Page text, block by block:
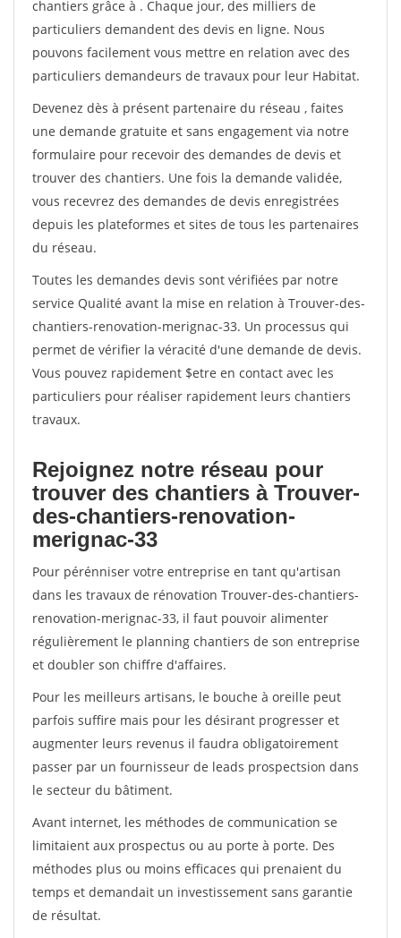
chantiers grâce à . Chaque jour, des milliers de
particuliers demandent des devis en ligne. Nous
pouvons facilement vous mettre en relation avec des
particuliers demandeurs de travaux pour leur Habitat.
Devenez dès à présent partenaire du réseau , faites
une demande gratuite et sans engagement via notre
formulaire pour recevoir des demandes de devis et
trouver des chantiers. Une fois la demande validée,
vous recevrez des demandes de devis enregistrées
depuis les plateformes et sites de tous les partenaires
du réseau.
Toutes les demandes devis sont vérifiées par notre
service Qualité avant la mise en relation à Trouver-des-
chantiers-renovation-merignac-33. Un processus qui
permet de vérifier la véracité d'une demande de devis.
Vous pouvez rapidement $etre en contact avec les
particuliers pour réaliser rapidement leurs chantiers
travaux.
Rejoignez notre réseau pour
trouver des chantiers à Trouver-
des-chantiers-renovation-
merignac-33
Pour pérénniser votre entreprise en tant qu'artisan
dans les travaux de rénovation Trouver-des-chantiers-
renovation-merignac-33, il faut pouvoir alimenter
régulièrement le planning chantiers de son entreprise
et doubler son chiffre d'affaires.
Pour les meilleurs artisans, le bouche à oreille peut
parfois suffire mais pour les désirant progresser et
augmenter leurs revenus il faudra obligatoirement
passer par un fournisseur de leads prospectsion dans
le secteur du bâtiment.
Avant internet, les méthodes de communication se
limitaient aux prospectus ou au porte à porte. Des
méthodes plus ou moins efficaces qui prenaient du
temps et demandait un investissement sans garantie
de résultat.